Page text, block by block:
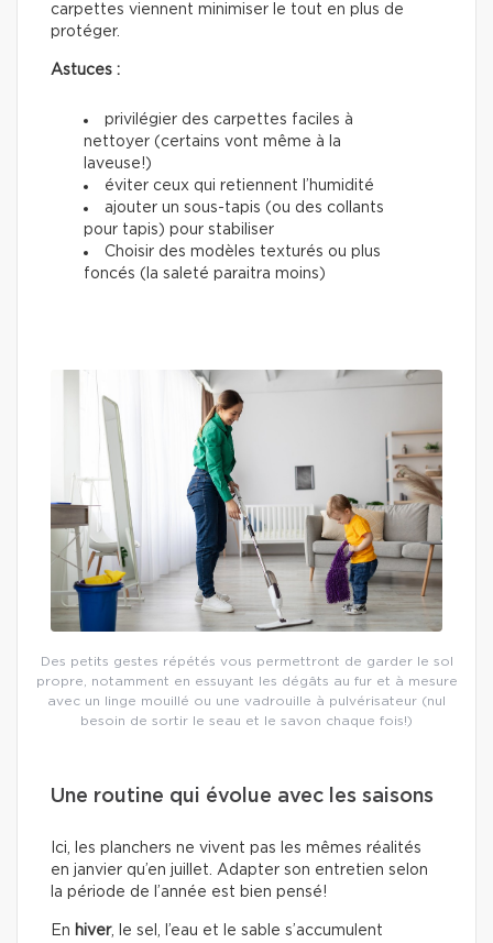
carpettes viennent minimiser le tout en plus de
protéger.
Astuces :
privilégier des carpettes faciles à
nettoyer (certains vont même à la
laveuse!)
éviter ceux qui retiennent l’humidité
ajouter un sous-tapis (ou des collants
pour tapis) pour stabiliser
Choisir des modèles texturés ou plus
foncés (la saleté paraitra moins)
Des petits gestes répétés vous permettront de garder le sol
propre, notamment en essuyant les dégâts au fur et à mesure
avec un linge mouillé ou une vadrouille à pulvérisateur (nul
besoin de sortir le seau et le savon chaque fois!)
Une routine qui évolue avec les saisons
Ici, les planchers ne vivent pas les mêmes réalités
en janvier qu’en juillet. Adapter son entretien selon
la période de l’année est bien pensé!
En hiver, le sel, l’eau et le sable s’accumulent